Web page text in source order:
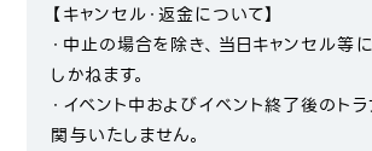
【キャンセル・返金について】
・中止の場合を除き、当日キャンセル等
しかねます。
・イベント中およびイベント終了後のト
関与いたしません。